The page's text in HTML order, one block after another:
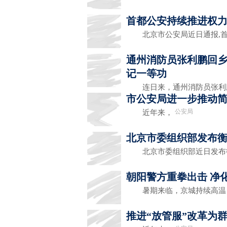
首都公安持续推进权
北京市公安局近日通报,首
通州消防员张利鹏回
记一等功
连日来，通州消防员张利
市公安局进一步推动
近年来， 公安局
北京市委组织部发布
北京市委组织部近日发布
朝阳警方重拳出击 净
暑期来临，京城持续高
推进“放管服”改革为